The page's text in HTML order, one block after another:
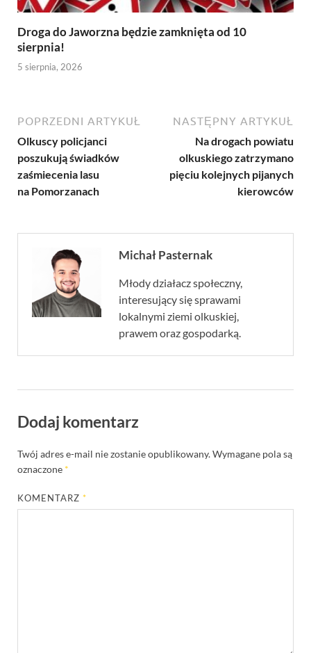
Droga do Jaworzna będzie zamknięta od 10
sierpnia!
5 sierpnia, 2026
POPRZEDNI ARTYKUŁ
Olkuscy policjanci
poszukują świadków
zaśmiecenia lasu
na Pomorzanach
NASTĘPNY ARTYKUŁ
Na drogach powiatu
olkuskiego zatrzymano
pięciu kolejnych pijanych
kierowców
Michał Pasternak
Młody działacz społeczny,
interesujący się sprawami
lokalnymi ziemi olkuskiej,
prawem oraz gospodarką.
Dodaj komentarz
Twój adres e-mail nie zostanie opublikowany.Wymagane pola są
oznaczone *
KOMENTARZ*